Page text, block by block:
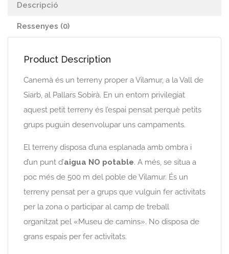
Descripció
Ressenyes (0)
Product Description
Canemà és un terreny proper a Vilamur, a la Vall de
Siarb, al Pallars Sobirà. En un entorn privilegiat
aquest petit terreny és l’espai pensat perquè petits
grups puguin desenvolupar uns campaments.
El terreny disposa d’una esplanada amb ombra i
d’un punt d’aigua NO potable. A més, se situa a
poc més de 500 m del poble de Vilamur. És un
terreny pensat per a grups que vulguin fer activitats
per la zona o participar al camp de treball
organitzat pel «Museu de camins». No disposa de
grans espais per fer activitats.